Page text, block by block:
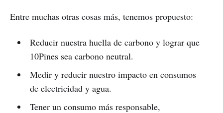
Entre muchas otras cosas más, tenemos propuesto:
Reducir nuestra huella de carbono y lograr que
10Pines sea carbono neutral.
Medir y reducir nuestro impacto en consumos
de electricidad y agua.
Tener un consumo más responsable,